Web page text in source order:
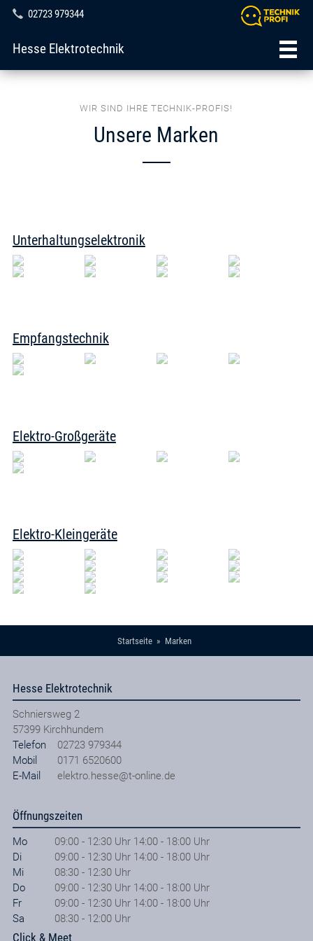
02723 979344
Hesse Elektrotechnik
WIR SIND IHRE TECHNIK-PROFIS!
Unsere Marken
Unterhaltungselektronik
Empfangstechnik
Elektro-Großgeräte
Elektro-Kleingeräte
Startseite Marken
Hesse Elektrotechnik
Schniersweg 2
57399 Kirchhundem
Telefon
02723 979344
Mobil
0171 6520600
E-Mail
elektro.hesse@t-online.de
Öffnungszeiten
Mo
09:00 - 12:30 Uhr 14:00 - 18:00 Uhr
Di
09:00 - 12:30 Uhr 14:00 - 18:00 Uhr
Mi
08:30 - 12:30 Uhr
Do
09:00 - 12:30 Uhr 14:00 - 18:00 Uhr
Fr
09:00 - 12:30 Uhr 14:00 - 18:00 Uhr
Sa
08:30 - 12:00 Uhr
Click & Meet